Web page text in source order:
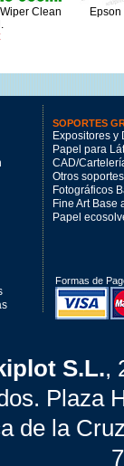
Clean
SOPORTES
Expositores y
Papel para
CAD/
Otros soportes
Fotográficos
Fine Art Base
Papel
Formas de
S.L.,
Plaza
de la